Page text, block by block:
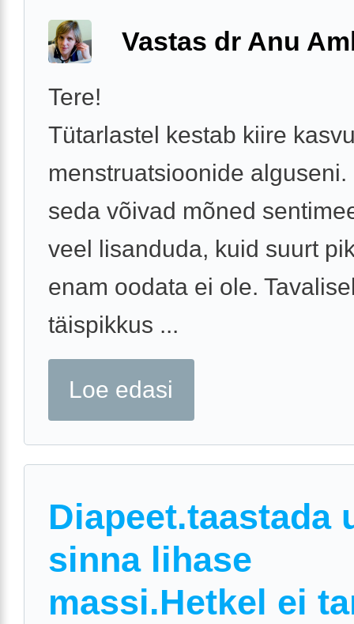
Vastas dr Anu
Tere!
Tütarlastel kestab kiire
menstruatsioonide alguseni.
seda võivad mõned
veel lisanduda, kuid suurt
enam oodata ei ole.
täispikkus ...
Loe edasi
Diapeet.taastada
sinna lihase
massi.Hetkel ei